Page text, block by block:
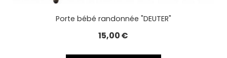
Porte bébé randonnée "DEUTER"
15,00€